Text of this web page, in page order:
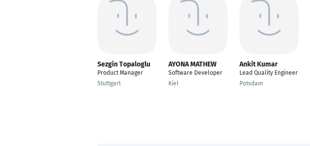
Sezgin Topaloglu
Product Manager
Stuttgart
AYONA MATHEW
Software Developer
Kiel
Ankit Kumar
Lead Quality Engineer
Potsdam